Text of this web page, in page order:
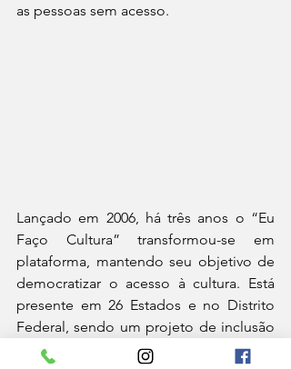
as pessoas sem acesso.
Lançado em 2006, há três anos o “Eu
Faço Cultura” transformou-se em
plataforma, mantendo seu objetivo de
democratizar o acesso à cultura. Está
presente em 26 Estados e no Distrito
Federal, sendo um projeto de inclusão
social, que visa aproximar uma parte da